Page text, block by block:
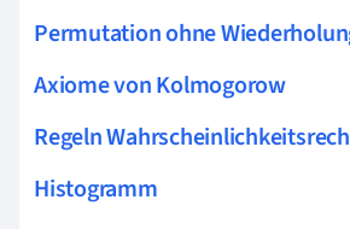
Permutation ohne
Axiome von Kolmogorow
Regeln
Histogramm